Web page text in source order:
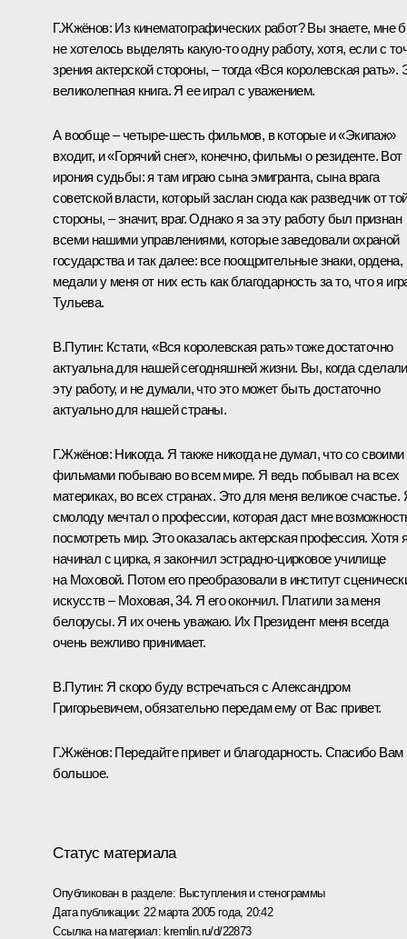
Г.Жжёнов: Из кинематографических работ? Вы знаете, мне
не хотелось выделять какую‑то одну работу, хотя, если с
зрения актерской стороны, – тогда «Вся королевская рать».
великолепная книга. Я ее играл с уважением.
А вообще – четыре-шесть фильмов, в которые и «Экипаж»
входит, и «Горячий снег», конечно, фильмы о резиденте. Вот
ирония судьбы: я там играю сына эмигранта, сына врага
советской власти, который заслан сюда как разведчик от
стороны, – значит, враг. Однако я за эту работу был признан
всеми нашими управлениями, которые заведовали охраной
государства и так далее: все поощрительные знаки, ордена,
медали у меня от них есть как благодарность за то, что я
Тульева.
В.Путин: Кстати, «Вся королевская рать» тоже достаточно
актуальна для нашей сегодняшней жизни. Вы, когда сделали
эту работу, и не думали, что это может быть достаточно
актуально для нашей страны.
Г.Жжёнов: Никогда. Я также никогда не думал, что со своими
фильмами побываю во всем мире. Я ведь побывал на всех
материках, во всех странах. Это для меня великое счастье.
смолоду мечтал о профессии, которая даст мне
посмотреть мир. Это оказалась актерская профессия. Хотя
начинал с цирка, я закончил эстрадно-цирковое училище
на Моховой. Потом его преобразовали в институт
искусств – Моховая, 34. Я его окончил. Платили за меня
белорусы. Я их очень уважаю. Их Президент меня всегда
очень вежливо принимает.
В.Путин: Я скоро буду встречаться с Александром
Григорьевичем, обязательно передам ему от Вас привет.
Г.Жжёнов: Передайте привет и благодарность. Спасибо Вам
большое.
Статус материала
Опубликован в разделе: Выступления и стенограммы
Дата публикации: 22 марта 2005 года, 20:42
Ссылка на материал:kremlin.ru/d/22873